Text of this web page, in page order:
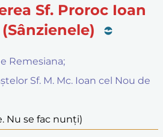
Sf. Proroc Ioan
Remesiana;
Sf. M. Mc. Ioan cel Nou de
Nu se fac nunți)